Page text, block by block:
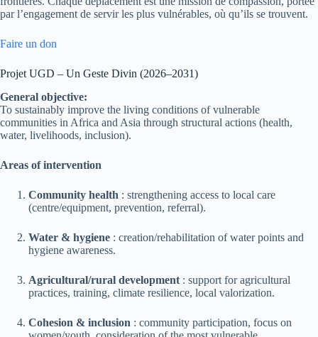
par l’engagement de servir les plus vulnérables, où qu’ils se trouvent.
Faire un don
Projet UGD – Un Geste Divin (2026–2031)
General objective:
To sustainably improve the living conditions of vulnerable
communities in Africa and Asia through structural actions (health,
water, livelihoods, inclusion).
Areas of intervention
Community health : strengthening access to local care
(centre/equipment, prevention, referral).
Water & hygiene : creation/rehabilitation of water points and
hygiene awareness.
Agricultural/rural development : support for agricultural
practices, training, climate resilience, local valorization.
Cohesion & inclusion : community participation, focus on